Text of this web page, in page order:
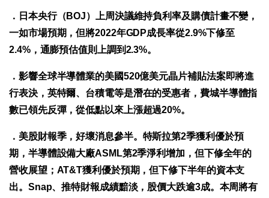
．日本央行（BOJ）上周決議維持負利率及購債計畫不變，
一如市場預期，但將2022年GDP成長率從2.9%下修至
2.4%，通膨預估值則上調到2.3%。
．影響全球半導體業的美國520億美元晶片補貼法案即將進
行表決，英特爾、台積電等是潛在的受惠者，費城半導體指
數已領先反彈，從低點以來上漲超過20%。
．美股財報季，好壞消息參半。特斯拉第2季獲利優於預
期，半導體設備大廠ASML第2季淨利增加，但下修全年的
營收展望；AT&T獲利優於預期，但下修下半年的資本支
出。Snap、推特財報成績黯淡，股價大跌逾3成。本周將有